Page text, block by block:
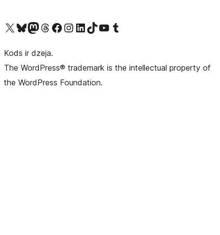
Apmeklējiet mūsu X (agrāk Twitter) kontu
Apmeklējiet mūsu Bluesky kontu
Apmeklējiet mūsu Mastodon kontu
Apmeklējiet mūsu Threads kontu
Apmeklējiet mūsu Facebook lapuApmeklējiet mūsu Instagram kontu
Apmeklējiet mūsu LinkedIn kontu
Apmeklējiet mūsu TikTok kontu
Apmeklējiet mūsu YouTube kanālu
Apmeklējiet mūsu Tumblr kontu
Kods ir dzeja.
The WordPress® trademark is the intellectual property of
the WordPress Foundation.